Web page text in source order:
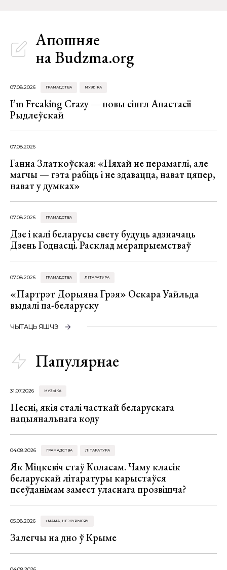
Апошняе
на Budzma.org
07.08.2026 ГРАМАДСТВА МУЗЫКА
I’m Freaking Crazy — новы сінгл Анастасіі
Рыдлеўскай
07.08.2026
Ганна Златкоўская: «Няхай не перамаглі, але
магчы — гэта рабіць і не здавацца, нават цяпер,
нават у думках»
07.08.2026 ГРАМАДСТВА
Дзе і калі беларусы свету будуць адзначаць
Дзень Годнасці. Расклад мерапрыемстваў
07.08.2026 ГРАМАДСТВА ЛІТАРАТУРА
«Партрэт Дорыяна Грэя» Оскара Уайльда
выдалі па-беларуску
ЧЫТАЦЬ ЯШЧЭ
Папулярнае
31.07.2026 МУЗЫКА
Песні, якія сталі часткай беларускага
нацыянальнага коду
04.08.2026 ГРАМАДСТВА ЛІТАРАТУРА
Як Міцкевіч стаў Коласам. Чаму класік
беларускай літаратуры карыстаўся
псеўданімам замест уласнага прозвішча?
05.08.2026 «МАМА, НЕ ЖУРЫСЯ!»
Залегчы на дно ў Крыме